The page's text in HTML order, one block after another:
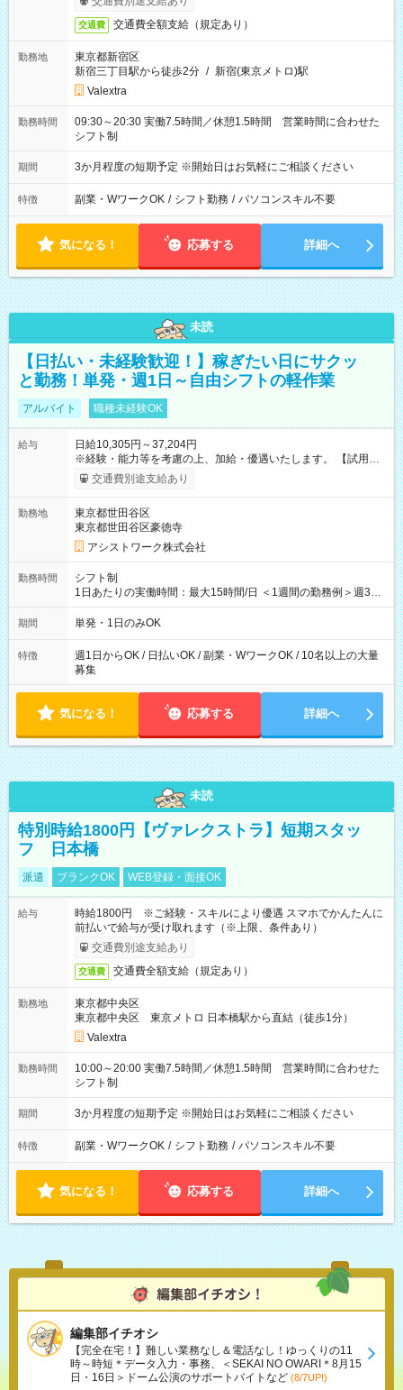
交通費 交通費全額支給（規定あり）
勤務地
東京都新宿区
新宿三丁目駅から徒歩2分 / 新宿(東京メトロ)駅
Valextra
勤務時間
09:30～20:30 実働7.5時間／休憩1.5時間 営業時間に合わせた
シフト制
期間 3か月程度の短期予定 ※開始日はお気軽にご相談ください
特徴 副業・WワークOK / シフト勤務 / パソコンスキル不要
気になる！ 応募する 詳細へ
未読
【日払い・未経験歓迎！】稼ぎたい日にサクッ
と勤務！単発・週1日～自由シフトの軽作業
アルバイト 職種未経験OK
給与
日給10,305円～37,204円
※経験・能力等を考慮の上、加給・優遇いたします。 【試用期
間】試用期間なし
交通費別途支給あり
勤務地
東京都世田谷区
東京都世田谷区豪徳寺
アシストワーク株式会社
勤務時間
シフト制
1日あたりの実働時間：最大15時間/日 ＜1週間の勤務例＞週3回
勤務 勤務：月・水・金 休み：火・木・土・日 好きな時にお仕事
可能です！ ※1日あたりの最大実働時間は日勤、夜勤共に勤務し
期間 単発・1日のみOK
特徴
週1日からOK / 日払いOK / 副業・WワークOK / 10名以上の大量
募集
気になる！ 応募する 詳細へ
未読
特別時給1800円【ヴァレクストラ】短期スタッ
フ 日本橋
派遣 ブランクOK WEB登録・面接OK
給与
時給1800円 ※ご経験・スキルにより優遇 スマホでかんたんに
前払いで給与が受け取れます（※上限、条件あり）
交通費別途支給あり
交通費 交通費全額支給（規定あり）
勤務地
東京都中央区
東京都中央区 東京メトロ 日本橋駅から直結（徒歩1分）
Valextra
勤務時間
10:00～20:00 実働7.5時間／休憩1.5時間 営業時間に合わせた
シフト制
期間 3か月程度の短期予定 ※開始日はお気軽にご相談ください
特徴 副業・WワークOK / シフト勤務 / パソコンスキル不要
気になる！ 応募する 詳細へ
編集部イチオシ
【完全在宅！】難しい業務なし＆電話なし！ゆっくりの11
時～時短＊データ入力・事務、＜SEKAI NO OWARI＊8月15
日・16日＞ドーム公演のサポートバイトなど (8/7UP!)